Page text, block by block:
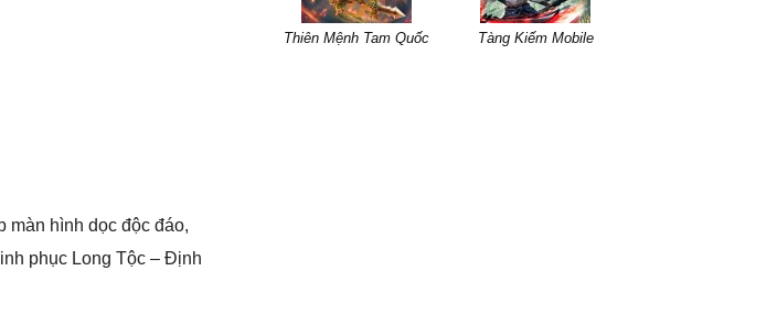
màn hình dọc độc đáo,
phục Long Tộc – Định
Thiên Mệnh Tam Quốc Tàng Kiếm Mobile